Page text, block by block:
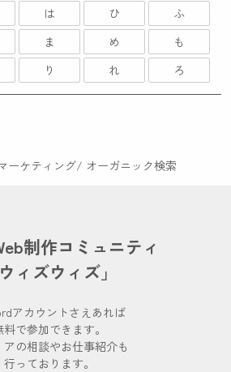
は ひ
ふ
ま め
も
り れ ろ
ーケティング オーガニック検索
制作コミュニティ
ウィズウィズ」
アカウントさえあれば
料で参加できます。
アの相談やお仕事紹介も
行っております。